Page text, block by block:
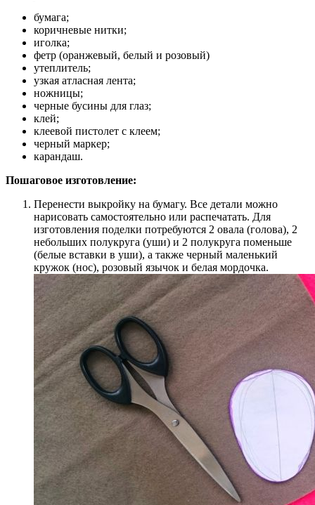
бумага;
коричневые нитки;
иголка;
фетр (оранжевый, белый и розовый)
утеплитель;
узкая атласная лента;
ножницы;
черные бусины для глаз;
клей;
клеевой пистолет с клеем;
черный маркер;
карандаш.
Пошаговое изготовление:
Перенести выкройку на бумагу. Все детали можно
нарисовать самостоятельно или распечатать. Для
изготовления поделки потребуются 2 овала (голова), 2
небольших полукруга (уши) и 2 полукруга поменьше
(белые вставки в уши), а также черный маленький
кружок (нос), розовый язычок и белая мордочка.